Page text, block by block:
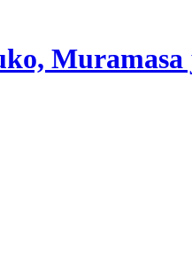
Muramasa